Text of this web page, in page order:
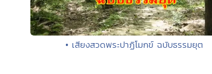
• เสียงสวดพระปาฏิโมกข์ ฉบับธรรมยุต